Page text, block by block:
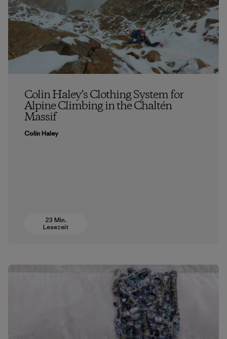
Colin Haley’s Clothing System for
Alpine Climbing in the Chaltén
Massif
Colin Haley
23 Min.
Lesezeit